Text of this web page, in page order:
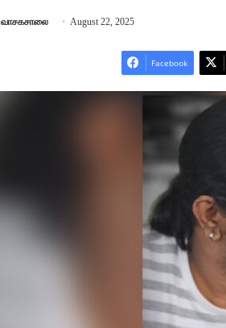
வாசகசாலை August 22, 2025
Facebook